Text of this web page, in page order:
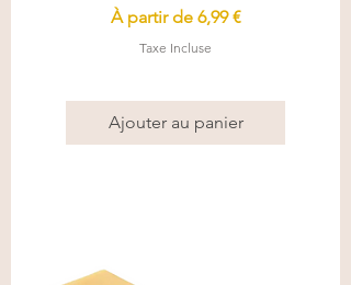
À partir de 6,99 €
Prix promotionnel
Taxe Incluse
Ajouter au panier